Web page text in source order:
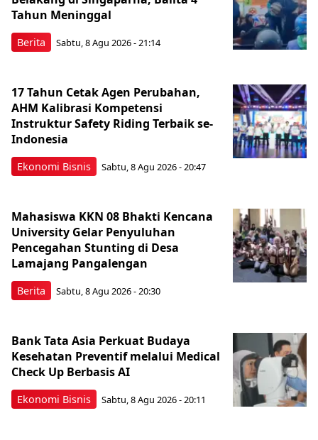
Berita
Tahun Meninggal
Sabtu, 8 Agu 2026 - 21:14
Ekonomi Bisnis
17 Tahun Cetak Agen Perubahan,
AHM Kalibrasi Kompetensi
Instruktur Safety Riding Terbaik se-
Indonesia
Sabtu, 8 Agu 2026 - 20:47
Berita
Mahasiswa KKN 08 Bhakti Kencana
University Gelar Penyuluhan
Pencegahan Stunting di Desa
Lamajang Pangalengan
Sabtu, 8 Agu 2026 - 20:30
Ekonomi Bisnis
Bank Tata Asia Perkuat Budaya
Kesehatan Preventif melalui Medical
Check Up Berbasis AI
Sabtu, 8 Agu 2026 - 20:11